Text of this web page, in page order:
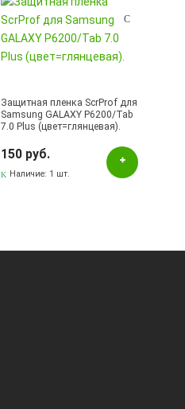
Защитная пленка ScrProf для
Samsung GALAXY P6200/Tab
7.0 Plus (цвет=глянцевая).
150 руб.
Наличие: 1 шт.